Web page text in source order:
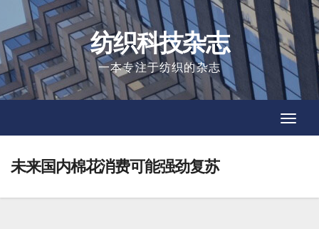
to
content
纺织科技杂志
一本专注于纺织的杂志
未来国内棉花消费可能强劲复苏